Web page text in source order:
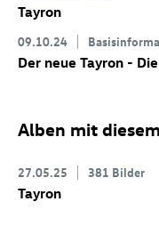
Tayron
09.10.24
Der neue Tayron -
Alben mit
27.05.25 381 Bilder
Tayron